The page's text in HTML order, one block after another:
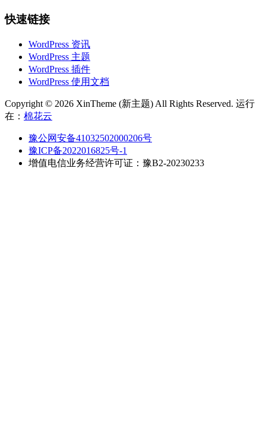
快速链接
WordPress 资讯
WordPress 主题
WordPress 插件
WordPress 使用文档
Copyright © 2026 XinTheme (新主题) All Rights Reserved. 运行
在： 棉花云
豫公网安备41032502000206号
豫ICP备2022016825号-1
增值电信业务经营许可证：豫B2-20230233